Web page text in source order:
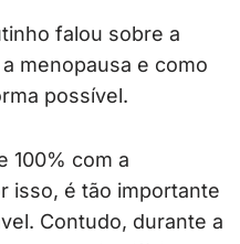
falou sobre a
menopausa e como
possível.
100% com a
isso, é tão importante
Contudo, durante a